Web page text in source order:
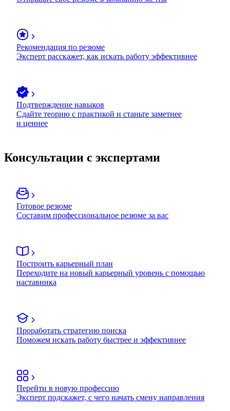
Рекомендация по резюме
Эксперт расскажет, как искать работу эффективнее
Подтверждение навыков
Сдайте теорию с практикой и станьте заметнее
и ценнее
Консультации с экспертами
Готовое резюме
Составим профессиональное резюме за вас
Построить карьерный план
Переходите на новый карьерный уровень с помощью
наставника
Проработать стратегию поиска
Поможем искать работу быстрее и эффективнее
Перейти в новую профессию
Эксперт подскажет, с чего начать смену направления